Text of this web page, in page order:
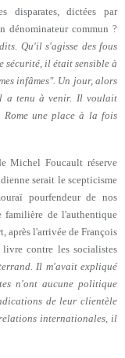
disparates, dictées par
dénominateur commun ?
Qu'il s'agisse des fous
sécurité, il était sensible à
infâmes". Un jour, alors
a tenu à venir. Il voulait
Rome une place à la fois
Michel Foucault réserve
serait le scepticisme
pourfendeur de nos
de l'authentique
après l'arrivée de François
contre les socialistes
Il m'avait expliqué
n'ont aucune politique
de leur clientèle
internationales, il